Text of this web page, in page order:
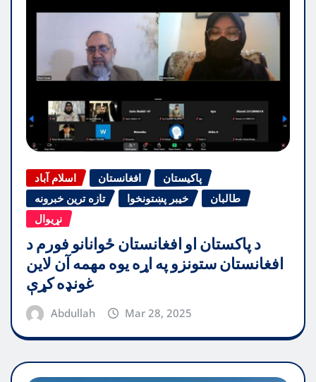
اسلام آباد افغانستان
پاکیستان
تازه ترین خبرونه
خیبر پښتونخوا
طالبان
نړیوال
د پاکستان او افغانستان ځوانانو فورم د
افغانستان ستونزو په اړه یوه مهمه آن لاین
غونډه کړې
Abdullah Mar 28, 2025